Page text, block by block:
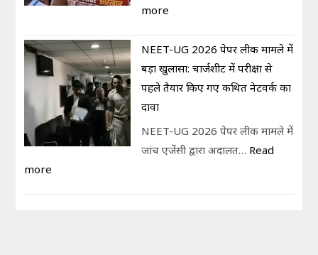
more
NEET-UG 2026 पेपर लीक मामले में
बड़ा खुलासा: चार्जशीट में परीक्षा से
पहले तैयार किए गए कथित नेटवर्क का
दावा
NEET-UG 2026 पेपर लीक मामले में
जांच एजेंसी द्वारा अदालत… Read
more